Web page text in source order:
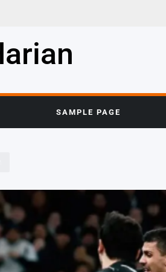
SAMPLE PAGE